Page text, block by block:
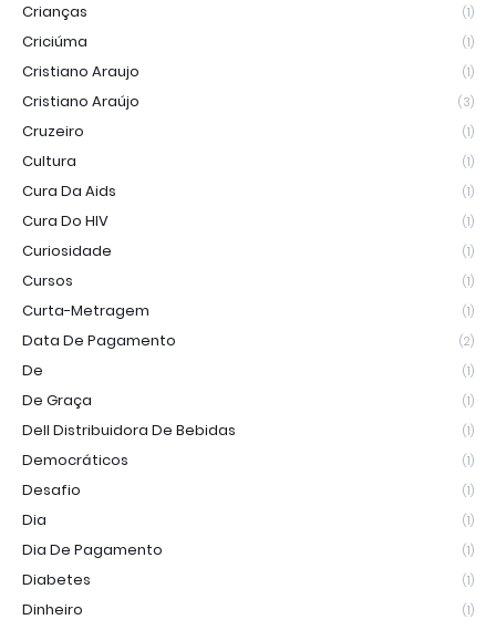
Crianças (1)
Criciúma (1)
Cristiano Araujo (1)
Cristiano Araújo (3)
Cruzeiro (1)
Cultura (1)
Cura Da Aids (1)
Cura Do HIV (1)
Curiosidade (1)
Cursos (1)
Curta-Metragem (1)
Data De Pagamento (2)
De (1)
De Graça (1)
Dell Distribuidora De Bebidas (1)
Democráticos (1)
Desafio (1)
Dia (1)
Dia De Pagamento (1)
Diabetes (1)
Dinheiro (1)